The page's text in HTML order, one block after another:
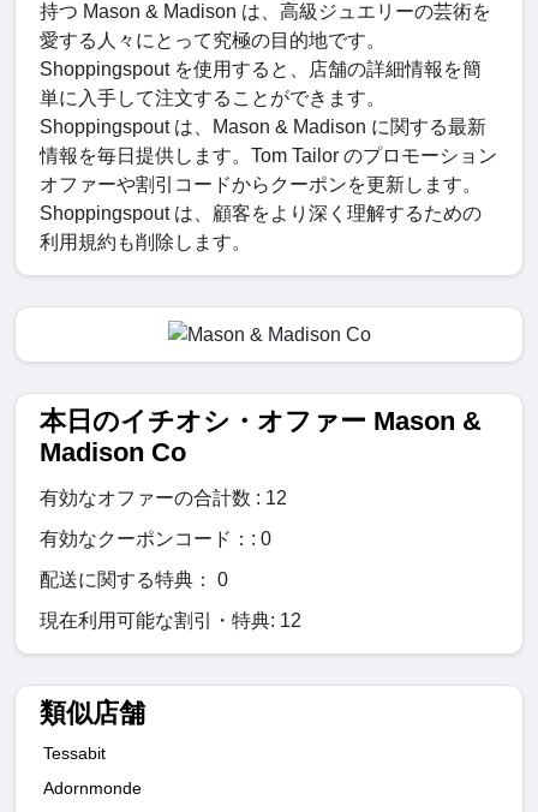
持つ Mason & Madison は、高級ジュエリーの芸術を
愛する人々にとって究極の目的地です。
Shoppingspout を使用すると、店舗の詳細情報を簡
単に入手して注文することができます。
Shoppingspout は、Mason & Madison に関する最新
情報を毎日提供します。Tom Tailor のプロモーション
オファーや割引コードからクーポンを更新します。
Shoppingspout は、顧客をより深く理解するための
利用規約も削除します。
本日のイチオシ・オファー Mason &
Madison Co
有効なオファーの合計数 : 12
有効なクーポンコード：: 0
配送に関する特典： 0
現在利用可能な割引・特典: 12
類似店舗
Tessabit
Adornmonde